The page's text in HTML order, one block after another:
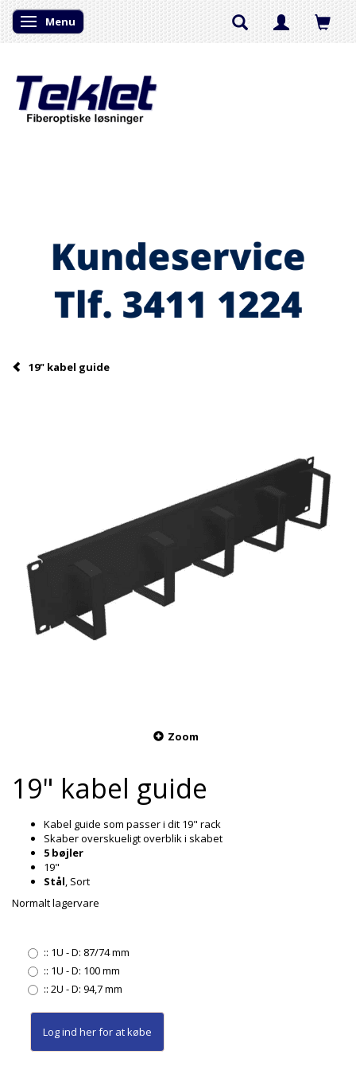
Skifte navigation
Menu
19" kabel guide
Zoom
19" kabel guide
Kabel guide som passer i dit 19" rack
Skaber overskueligt overblik i skabet
5 bøjler
19"
Stål, Sort
Normalt lagervare
:: 1U - D: 87/74 mm
:: 1U - D: 100 mm
:: 2U - D: 94,7 mm
Log ind herfor at købe